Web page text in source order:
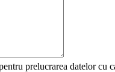
prelucrarea datelor cu